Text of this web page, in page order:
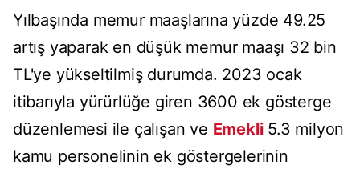
Yılbaşında memur maaşlarına yüzde 49.25
artış yaparak en düşük memur maaşı 32 bin
TL'ye yükseltilmiş durumda. 2023 ocak
itibarıyla yürürlüğe giren 3600 ek gösterge
düzenlemesi ile çalışan ve Emekli5.3 milyon
kamu personelinin ek göstergelerinin